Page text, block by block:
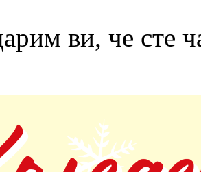
ви, че сте